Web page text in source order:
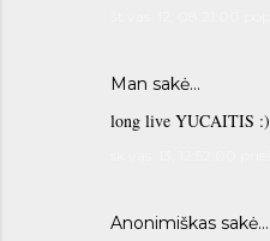
Man sakė…
long live YUCAITIS :)
Anonimiškas sakė…